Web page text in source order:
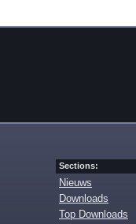
Sections:
Nieuws
Downloads
Top Downloads